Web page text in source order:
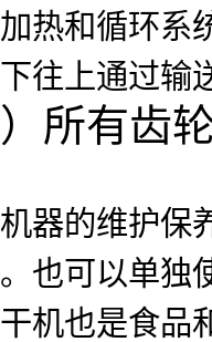
加热和循环系
下往上通过输
）所有齿
机器的维护保
。也可以单独
干机也是食品